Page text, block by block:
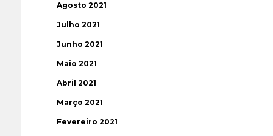
Agosto 2021
Julho 2021
Junho 2021
Maio 2021
Abril 2021
Março 2021
Fevereiro 2021